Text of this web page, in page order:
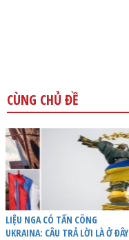
CÙNG CHỦ ĐỀ
LIỆU NGA CÓ TẤN CÔNG
UKRAINA: CÂU TRẢ LỜI LÀ Ở ĐÂY